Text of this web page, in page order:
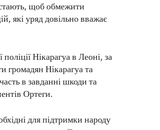
щоб обмежити
які уряд довільно вважає
Нікарагуа в Леоні, за
громадян Нікарагуа та
в завданні шкоди та
Ортеги.
для підтримки народу